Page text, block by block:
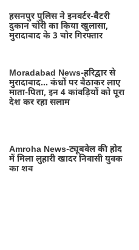
हसनपुर पुलिस ने इनवर्टर-बैटरी
दुकान चोरी का किया खुलासा,
मुरादाबाद के 3 चोर गिरफ्तार
Moradabad News-हरिद्वार से
मुरादाबाद… कंधों पर बैठाकर लाए
माता-पिता, इन 4 कांवड़ियों को पूरा
देश कर रहा सलाम
Amroha News-ट्यूबवेल की होद
में मिला लुहारी खादर निवासी युवक
का शव